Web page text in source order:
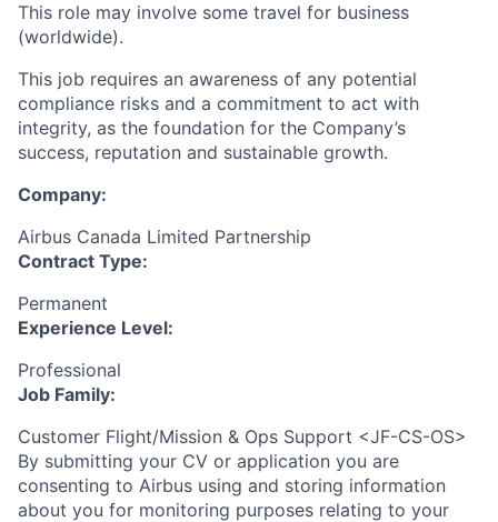
This role may involve some travel for business
(worldwide).
This job requires an awareness of any potential
compliance risks and a commitment to act with
integrity, as the foundation for the Company’s
success, reputation and sustainable growth.
Company:
Airbus Canada Limited Partnership
Contract Type:
Permanent
Experience Level:
Professional
Job Family:
Customer Flight/Mission & Ops Support <JF-CS-OS>
By submitting your CV or application you are
consenting to Airbus using and storing information
about you for monitoring purposes relating to your